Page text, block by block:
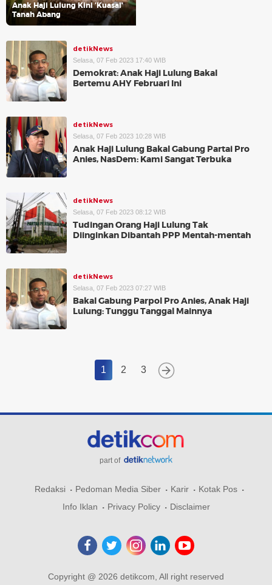
Anak Haji Lulung Kini 'Kuasai'
Tanah Abang
detikNews
Selasa, 07 Feb 2023 17:40 WIB
Demokrat: Anak Haji Lulung Bakal
Bertemu AHY Februari Ini
detikNews
Selasa, 07 Feb 2023 10:28 WIB
Anak Haji Lulung Bakal Gabung Partai Pro
Anies, NasDem: Kami Sangat Terbuka
detikNews
Selasa, 07 Feb 2023 08:12 WIB
Tudingan Orang Haji Lulung Tak
Diinginkan Dibantah PPP Mentah-mentah
detikNews
Selasa, 07 Feb 2023 07:27 WIB
Bakal Gabung Parpol Pro Anies, Anak Haji
Lulung: Tunggu Tanggal Mainnya
1 2 3
part of
Redaksi Pedoman Media Siber Karir
Kotak Pos
Info Iklan
Privacy Policy Disclaimer
Copyright @ 2026 detikcom, All right reserved